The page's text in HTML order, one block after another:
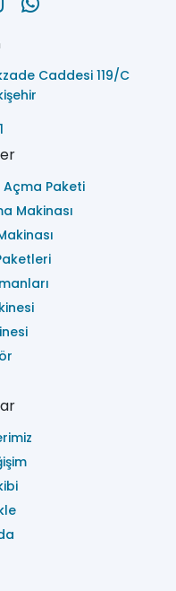
Caddesi 119/C
Açma Paketi
Makinası